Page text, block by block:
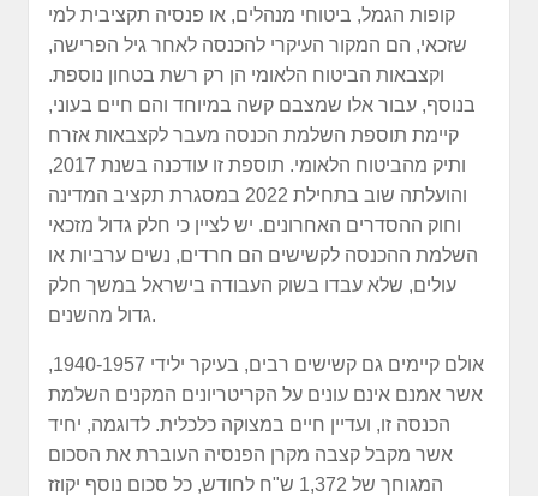
קופות הגמל, ביטוחי מנהלים, או פנסיה תקציבית למי
שזכאי, הם המקור העיקרי להכנסה לאחר גיל הפרישה,
וקצבאות הביטוח הלאומי הן רק רשת בטחון נוספת.
בנוסף, עבור אלו שמצבם קשה במיוחד והם חיים בעוני,
קיימת תוספת השלמת הכנסה מעבר לקצבאות אזרח
ותיק מהביטוח הלאומי. תוספת זו עודכנה בשנת 2017,
והועלתה שוב בתחילת 2022 במסגרת תקציב המדינה
וחוק ההסדרים האחרונים. יש לציין כי חלק גדול מזכאי
השלמת ההכנסה לקשישים הם חרדים, נשים ערביות או
עולים, שלא עבדו בשוק העבודה בישראל במשך חלק
גדול מהשנים.
אולם קיימים גם קשישים רבים, בעיקר ילידי 1940-1957,
אשר אמנם אינם עונים על הקריטריונים המקנים השלמת
הכנסה זו, ועדיין חיים במצוקה כלכלית. לדוגמה, יחיד
אשר מקבל קצבה מקרן הפנסיה העוברת את הסכום
המגוחך של 1,372 ש"ח לחודש, כל סכום נוסף יקוזז